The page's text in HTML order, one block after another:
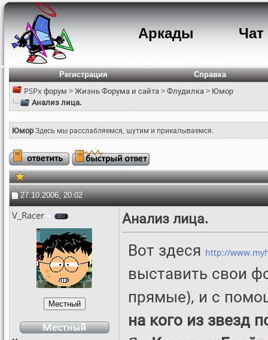
Аркады Чат
Регистрация Справка
PSPx форум >Жизнь Форума и сайта>Флудилка> Юмор
Анализ лица.
ЮморЗдесь мы расслабляемся, шутим и прикалываемся.
27.10.2006, 20:02
V_Racer Анализ лица.
Вот здеся http://
выставить свои
прямые), и с
на кого из звезд